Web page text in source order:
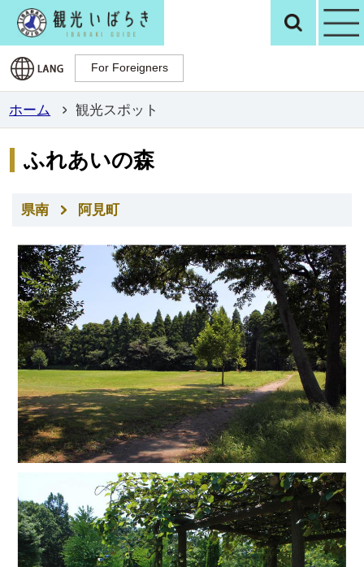
観光いばらき検
For Foreigners
For Foreigners
ホーム 観光スポット
ふれあいの森
県南 阿見町